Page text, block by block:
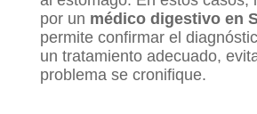
por un médico digestivo en
permite confirmar el
un tratamiento adecuado,
problema se cronifique.